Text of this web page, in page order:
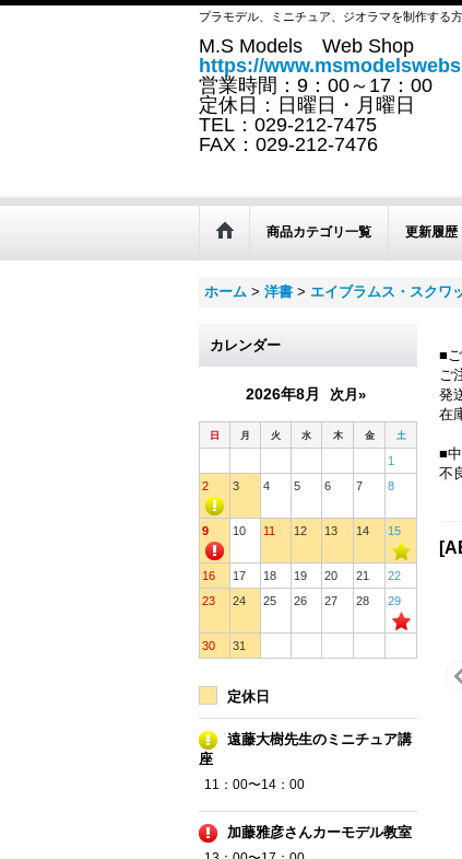
プラモデル、ミニチュア、ジオラマを制作する
M.S Models Web Shop
https://
営業時間：9：00～17：00
定休日：日曜日・月曜日
TEL：029-212-7475
FAX：029-212-7476
商品カテゴリ一覧 更新履歴
ホーム > 洋書 > エイブラムス・スクワ
カレンダー
2026年8月 次月»
日 月 火 水 木 金 土
1
2
3 4 5 6 7 8
9 10 11 12 13 14 15
16 17 18 19 20 21
22
23
24 25 26 27 28 29
30 31
定休日
遠藤大樹先生のミニチュア講
座
11：00〜14：00
加藤雅彦さんカーモデル教室
■
ご
発
在
■
不